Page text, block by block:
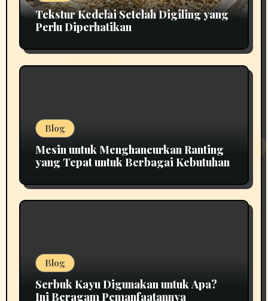
Tekstur Kedelai Setelah Digiling yang
Perlu Diperhatikan
Blog
Mesin untuk Menghancurkan Ranting
yang Tepat untuk Berbagai Kebutuhan
Blog
Serbuk Kayu Digunakan untuk Apa?
Ini Beragam Pemanfaatannya